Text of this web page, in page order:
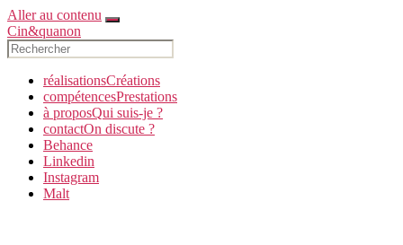
Aller au contenu
Cin&quanon
réalisationsCréations
compétencesPrestations
à proposQui suis-je ?
contactOn discute ?
Behance
Linkedin
Instagram
Malt